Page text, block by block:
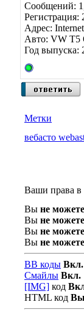
Сообщений:
Регистрация:
Адрес:
Авто: VW T5
Год выпуска:
Метки
вебасто
Ваши права в
Вы не можете
Вы не можете
Вы не можете
Вы не можете
BB коды Вкл.
Смайлы Вкл.
[IMG] код
HTML код